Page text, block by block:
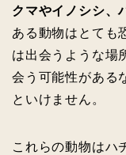
クマやイノシシ、
ある動物はとても
は出会うような場
会う可能性がある
といけません。
これらの動物はハ